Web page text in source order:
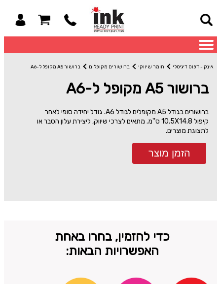
אינק - דפוס דיגיטלי חומר שיווקי ברושורים מקופלים ברושור A5 מקופל ל-A6
ברושור A5 מקופל ל-A6
ברושורים בגודל A5 מקופלים לגודל A6. גודל יחידה סופי לאחר
קיפול 10.5X14.8 ס''מ. מתאים לצרכי שיווק, ליצירת עלון הסבר או
לתצוגת מוצרים.
הזמן מוצר
כדי להזמין, בחרו באחת
האפשרויות הבאות: